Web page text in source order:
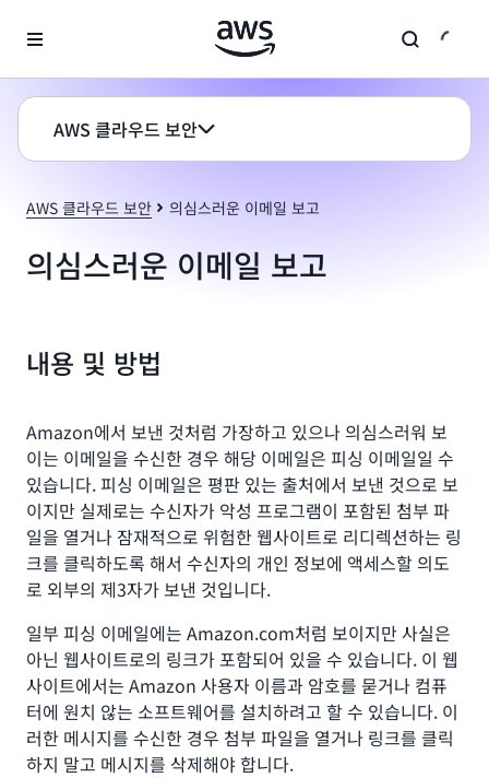
AWS 클라우드 보안
AWS 클라우드 보안 의심스러운 이메일 보고
의심스러운 이메일 보고
내용 및 방법
Amazon에서 보낸 것처럼 가장하고 있으나 의심스러워 보
이는 이메일을 수신한 경우 해당 이메일은 피싱 이메일일 수
있습니다. 피싱 이메일은 평판 있는 출처에서 보낸 것으로 보
이지만 실제로는 수신자가 악성 프로그램이 포함된 첨부 파
일을 열거나 잠재적으로 위험한 웹사이트로 리디렉션하는 링
크를 클릭하도록 해서 수신자의 개인 정보에 액세스할 의도
로 외부의 제3자가 보낸 것입니다.
일부 피싱 이메일에는 Amazon.com처럼 보이지만 사실은
아닌 웹사이트로의 링크가 포함되어 있을 수 있습니다. 이 웹
사이트에서는 Amazon 사용자 이름과 암호를 묻거나 컴퓨
터에 원치 않는 소프트웨어를 설치하려고 할 수 있습니다. 이
러한 메시지를 수신한 경우 첨부 파일을 열거나 링크를 클릭
하지 말고 메시지를 삭제해야 합니다.